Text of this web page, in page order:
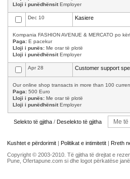
Lloji i punëdhënsitEmployer
Dec 10 Kasiere
Kompania FASHION AVENUE & MERCATO po
Paga: E pacekur
Lloji i punës: Me orar të plotë
Lloji i punëdhënsitEmployer
Apr 28 Customer support
Our online shop transacts in more than 100
Paga: 500 Euro
Lloji i punës: Me orar të plotë
Lloji i punëdhënsitEmployer
Selekto të gjitha / Deselekto të gjitha
Kushtet e përdorimit | Politikat e intimitetit | Rreth
Copyright © 2003-2010. Të gjitha të drejtat e
Pune, Ofertapune.com si dhe logot përkatëse